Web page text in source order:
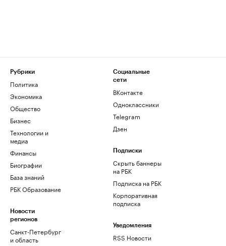
Рубрики
Политика
Экономика
Общество
Бизнес
Технологии и
медиа
Финансы
Биографии
База знаний
РБК Образование
Новости
регионов
Санкт-Петербург
и область
Социальные
сети
ВКонтакте
Одноклассники
Telegram
Дзен
Подписки
Скрыть баннеры
на РБК
Подписка на РБК
Корпоративная
подписка
Уведомления
RSS Новости